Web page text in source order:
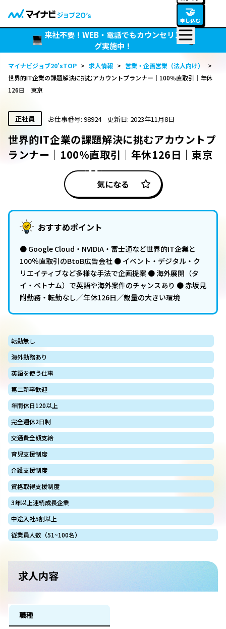
🤝
申し込む
来社不要！WEB・電話でもカウンセリン
グ実施中！
マイナビジョブ20’sTOP > 求人情報 > 営業・企画営業（法人向け）
>
世界的IT企業の課題解決に挑むアカウントプランナー｜100％直取引｜年休
126日｜東京
正社員 お仕事番号: 98924 更新日: 2023年11月8日
世界的IT企業の課題解決に挑むアカウントプ
ランナー｜100％直取引｜年休126日｜東京
気になる
おすすめポイント
● Google Cloud・NVIDIA・富士通など世界的IT企業と
100％直取引のBtoB広告会社 ● イベント・デジタル・ク
リエイティブなど多様な手法で企画提案 ● 海外展開（タ
イ・ベトナム）で英語や海外案件のチャンスあり ● 赤坂見
附勤務・転勤なし／年休126日／裁量の大きい環境
転勤無し
海外勤務あり
英語を使う仕事
第二新卒歓迎
年間休日120以上
完全週休2日制
交通費全額支給
育児支援制度
介護支援制度
資格取得支援制度
3年以上連続成長企業
中途入社5割以上
従業員人数（51~100名）
求人内容
職種